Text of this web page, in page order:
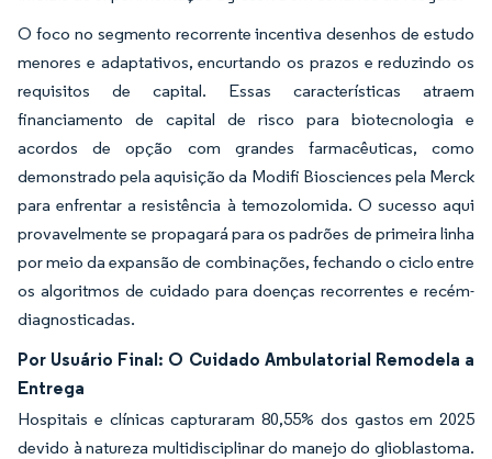
O foco no segmento recorrente incentiva desenhos de estudo
menores e adaptativos, encurtando os prazos e reduzindo os
requisitos de capital. Essas características atraem
financiamento de capital de risco para biotecnologia e
acordos de opção com grandes farmacêuticas, como
demonstrado pela aquisição da Modifi Biosciences pela Merck
para enfrentar a resistência à temozolomida. O sucesso aqui
provavelmente se propagará para os padrões de primeira linha
por meio da expansão de combinações, fechando o ciclo entre
os algoritmos de cuidado para doenças recorrentes e recém-
diagnosticadas.
Por Usuário Final: O Cuidado Ambulatorial Remodela a
Entrega
Hospitais e clínicas capturaram 80,55% dos gastos em 2025
devido à natureza multidisciplinar do manejo do glioblastoma.